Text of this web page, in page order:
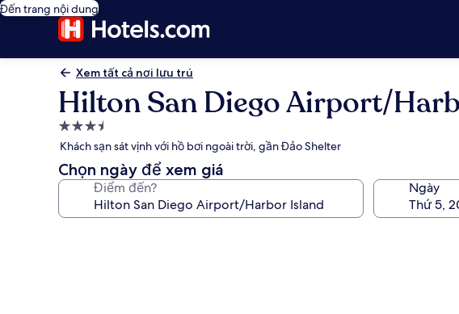
Đến trang nội dung
Xem tất cả nơi lưu trú
Hilton San Diego Airport/
Nơi
lưu
trú
3.5
Khách sạn sát vịnh với hồ bơi ngoài trời, gần Đảo Shelter
Chọn ngày để xem giá
Điểm đến? Ngày